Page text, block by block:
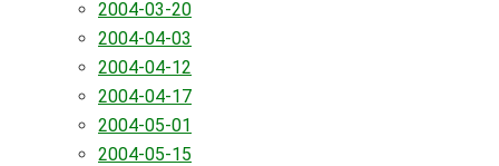
2004-03-20
2004-04-03
2004-04-12
2004-04-17
2004-05-01
2004-05-15